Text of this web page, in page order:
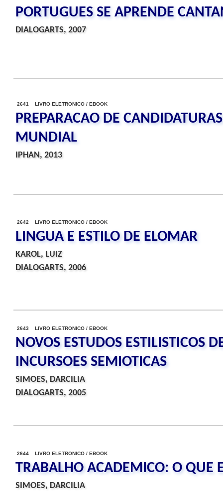
PORTUGUES SE APRENDE
DIALOGARTS, 2007
2641 LIVRO ELETRONICO / EBOOK
PREPARACAO DE
MUNDIAL
IPHAN, 2013
2642 LIVRO ELETRONICO / EBOOK
LINGUA E ESTILO DE ELOMAR
KAROL, LUIZ
DIALOGARTS, 2006
2643 LIVRO ELETRONICO / EBOOK
NOVOS ESTUDOS ESTILISTICOS
INCURSOES SEMIOTICAS
SIMOES, DARCILIA
DIALOGARTS, 2005
2644 LIVRO ELETRONICO / EBOOK
TRABALHO ACADEMICO: O QUE
SIMOES, DARCILIA